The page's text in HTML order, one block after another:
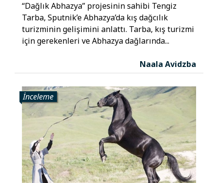
“Dağlık Abhazya” projesinin sahibi Tengiz
Tarba, Sputnik’e Abhazya’da kış dağcılık
turizminin gelişimini anlattı. Tarba, kış turizmi
için gerekenleri ve Abhazya dağlarında...
Naala Avidzba
İnceleme